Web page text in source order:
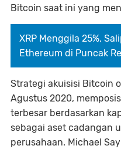
Bitcoin saat ini yang
XRP Menggila 25%,
Ethereum di Puncak
Strategi akuisisi Bitcoin
Agustus 2020,
terbesar berdasarkan
sebagai aset cadangan
perusahaan. Michael